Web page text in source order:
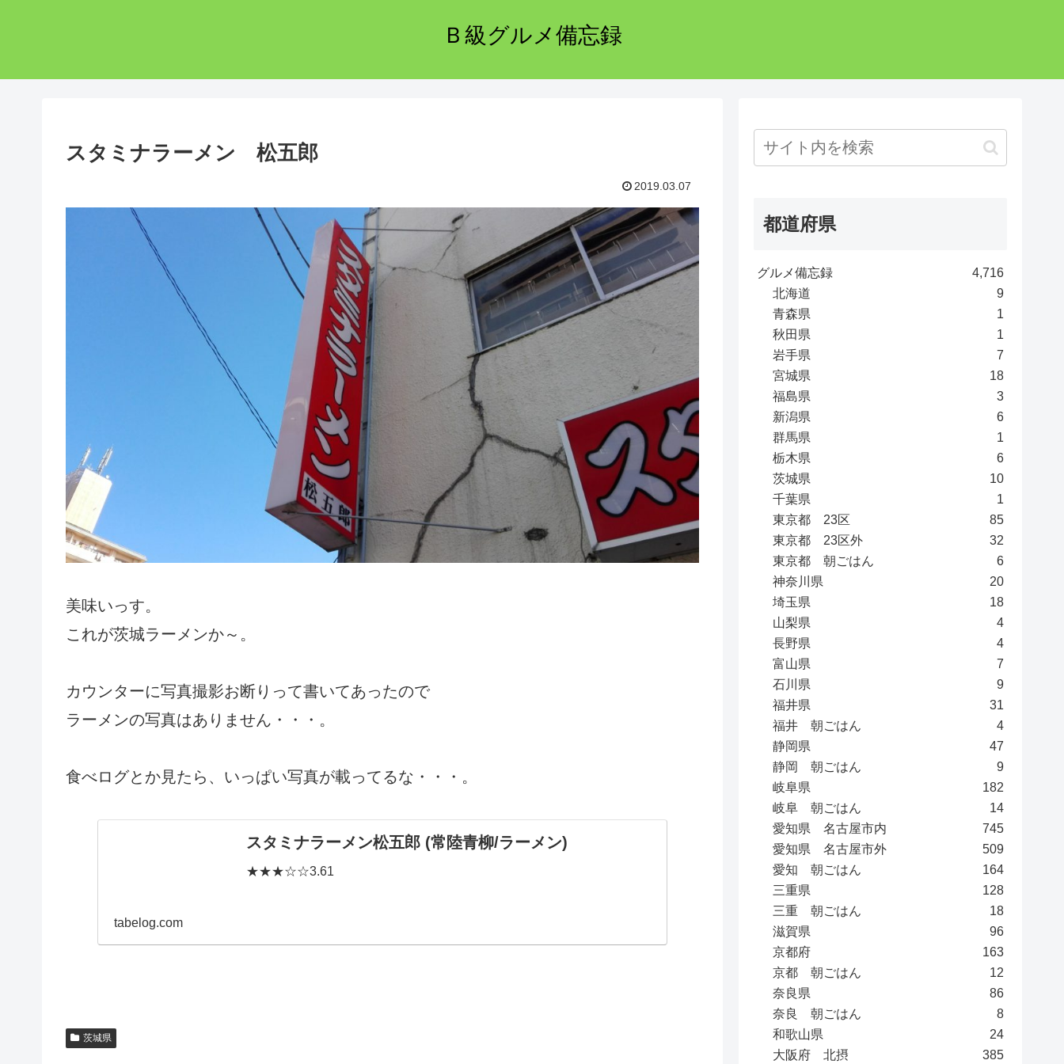
Ｂ級グルメ備忘録
スタミナラーメン 松五郎
2019.03.07
美味いっす。
これが茨城ラーメンか～。
カウンターに写真撮影お断りって書いてあったので
ラーメンの写真はありません・・・。
食べログとか見たら、いっぱい写真が載ってるな・・・。
スタミナラーメン松五郎 (常陸青柳/ラーメン)
★★★☆☆3.61
tabelog.com
茨城県
都道府県
グルメ備忘録
4,716
北海道
9
青森県
1
秋田県
1
岩手県
7
宮城県
18
福島県
3
新潟県
6
群馬県
1
栃木県
6
茨城県
10
千葉県
1
東京都 23区
85
東京都 23区外
32
東京都 朝ごはん
6
神奈川県
20
埼玉県
18
山梨県
4
長野県
4
富山県
7
石川県
9
福井県
31
福井 朝ごはん
4
静岡県
47
静岡 朝ごはん
9
岐阜県
182
岐阜 朝ごはん
14
愛知県 名古屋市内
745
愛知県 名古屋市外
509
愛知 朝ごはん
164
三重県
128
三重 朝ごはん
18
滋賀県
96
京都府
163
京都 朝ごはん
12
奈良県
86
奈良 朝ごはん
8
和歌山県
24
大阪府 北摂
385